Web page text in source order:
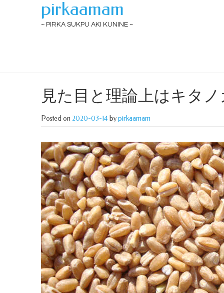
pirkaamam
~ PIRKA SUKPU AKI KUNINE ~
見た目と理論上はキタ
Posted on 2020-03-14 bypirkaamam